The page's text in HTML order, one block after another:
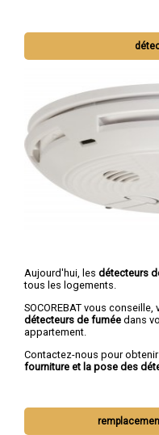
Aujourd'hui, les détecteurs
tous les logements.
SOCOREBAT vous
détecteurs de fumée dans
appartement.
Contactez-nous pour
fourniture et la pose des